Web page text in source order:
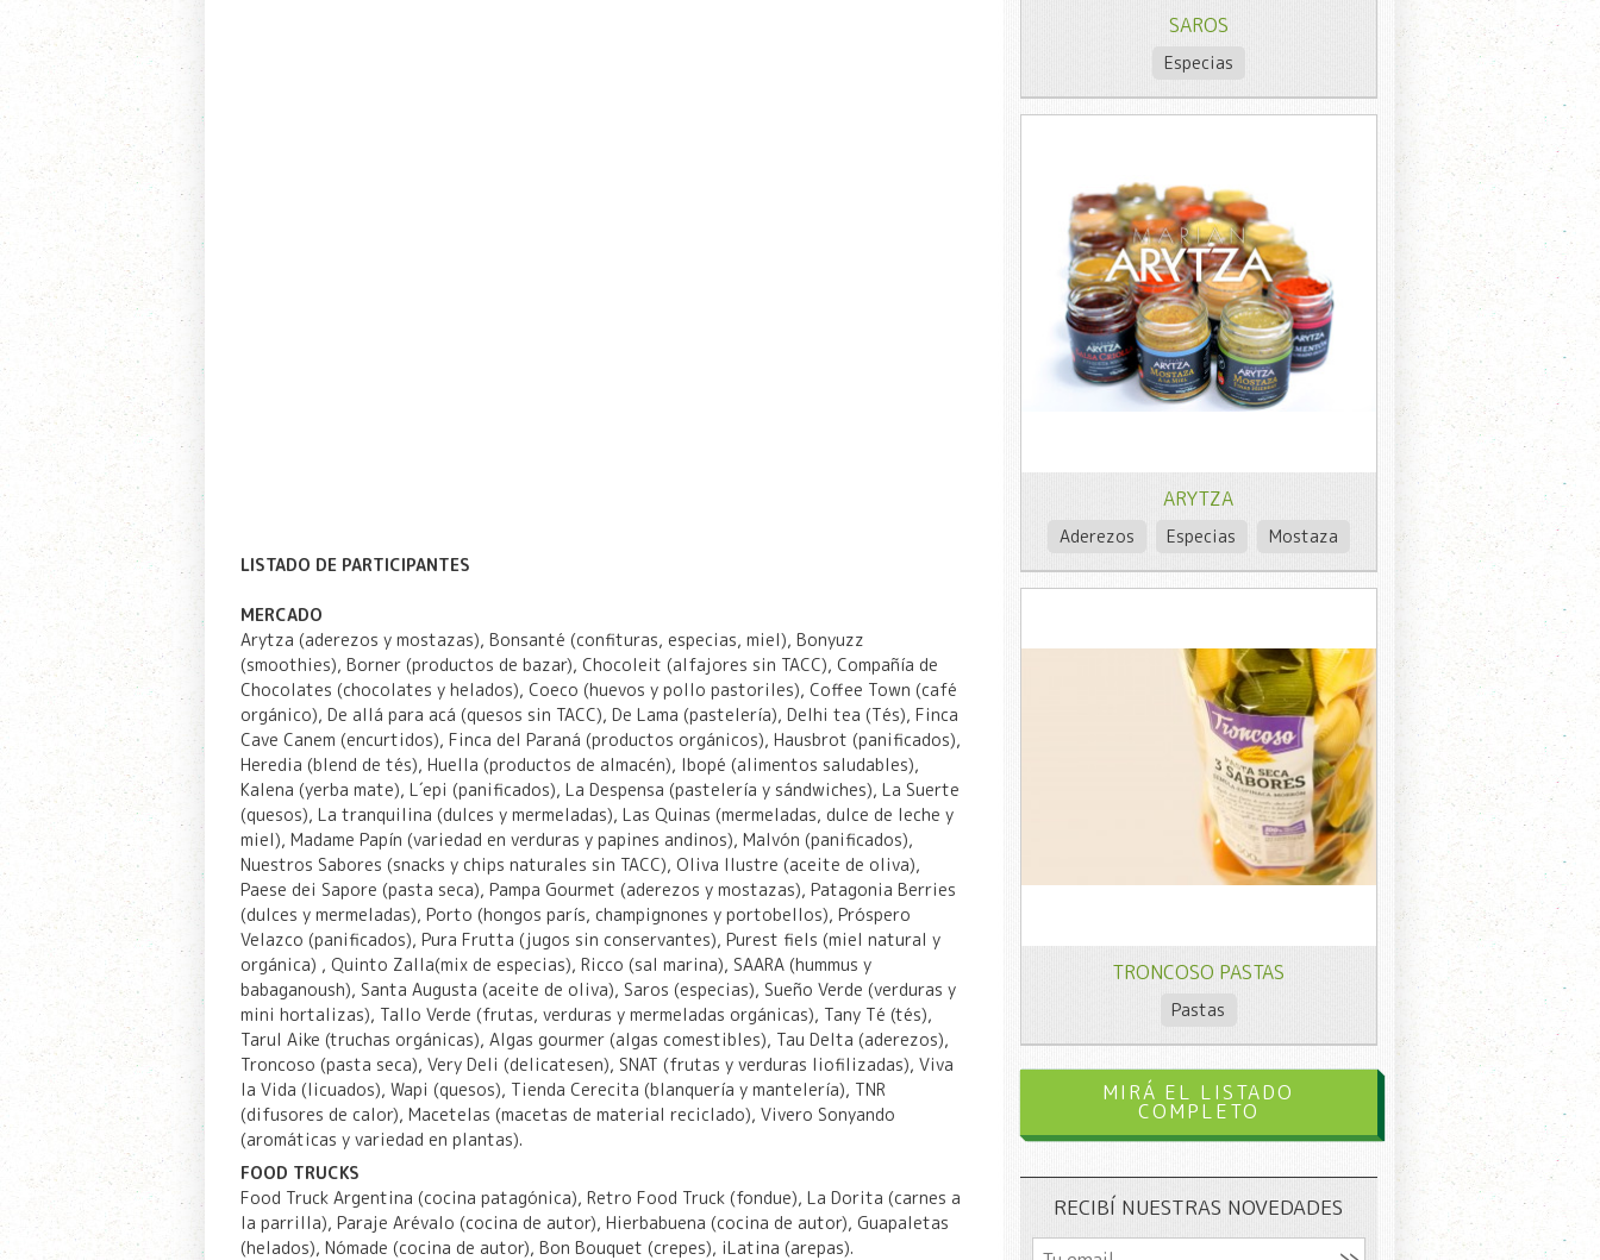
LISTADO DE PARTICIPANTES
MERCADO
Arytza (aderezos y mostazas), Bonsanté (confituras, especias, miel), Bonyuzz
(smoothies), Borner (productos de bazar), Chocoleit (alfajores sin TACC), Compañía de
Chocolates (chocolates y helados), Coeco (huevos y pollo pastoriles), Coffee Town (café
orgánico), De allá para acá (quesos sin TACC), De Lama (pastelería), Delhi tea (Tés), Finca
Cave Canem (encurtidos), Finca del Paraná (productos orgánicos), Hausbrot (panificados),
Heredia (blend de tés), Huella (productos de almacén), Ibopé (alimentos saludables),
Kalena (yerba mate), L´epi (panificados), La Despensa (pastelería y sándwiches), La Suerte
(quesos), La tranquilina (dulces y mermeladas), Las Quinas (mermeladas, dulce de leche y
miel), Madame Papín (variedad en verduras y papines andinos), Malvón (panificados),
Nuestros Sabores (snacks y chips naturales sin TACC), Oliva Ilustre (aceite de oliva),
Paese dei Sapore (pasta seca), Pampa Gourmet (aderezos y mostazas), Patagonia Berries
(dulces y mermeladas), Porto (hongos parís, champignones y portobellos), Próspero
Velazco (panificados), Pura Frutta (jugos sin conservantes), Purest fiels (miel natural y
orgánica) , Quinto Zalla(mix de especias), Ricco (sal marina), SAARA (hummus y
babaganoush), Santa Augusta (aceite de oliva), Saros (especias), Sueño Verde (verduras y
mini hortalizas), Tallo Verde (frutas, verduras y mermeladas orgánicas), Tany Té (tés),
Tarul Aike (truchas orgánicas), Algas gourmer (algas comestibles), Tau Delta (aderezos),
Troncoso (pasta seca), Very Deli (delicatesen), SNAT (frutas y verduras liofilizadas), Viva
la Vida (licuados), Wapi (quesos), Tienda Cerecita (blanquería y mantelería), TNR
(difusores de calor), Macetelas (macetas de material reciclado), Vivero Sonyando
(aromáticas y variedad en plantas).
FOOD TRUCKS
Food Truck Argentina (cocina patagónica), Retro Food Truck (fondue), La Dorita (carnes a
la parrilla), Paraje Arévalo (cocina de autor), Hierbabuena (cocina de autor), Guapaletas
(helados), Nómade (cocina de autor), Bon Bouquet (crepes), iLatina (arepas).
SAROS
Especias
ARYTZA
Aderezos Especias Mostaza
TRONCOSO PASTAS
Pastas
MIRÁ EL LISTADO
COMPLETO
RECIBÍ NUESTRAS NOVEDADES